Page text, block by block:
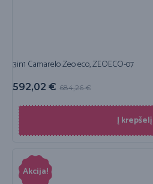
3in1 Camarelo Zeo eco, ZEOECO-07
684,26€
592,02 €
Į krepšelį
Akcija!